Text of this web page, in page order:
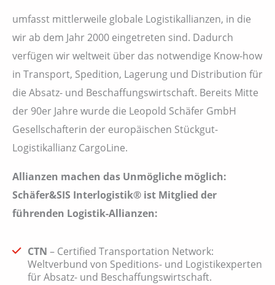
umfasst mittlerweile globale Logistikallianzen, in die
wir ab dem Jahr 2000 eingetreten sind. Dadurch
verfügen wir weltweit über das notwendige Know-how
in Transport, Spedition, Lagerung und Distribution für
die Absatz- und Beschaffungswirtschaft. Bereits Mitte
der 90er Jahre wurde die Leopold Schäfer GmbH
Gesellschafterin der europäischen Stückgut-
Logistikallianz CargoLine.
Allianzen machen das Unmögliche möglich:
Schäfer&SIS Interlogistik® ist Mitglied der
führenden Logistik-Allianzen:
CTN – Certified Transportation Network:
Weltverbund von Speditions- und Logistikexperten
für Absatz- und Beschaffungswirtschaft.